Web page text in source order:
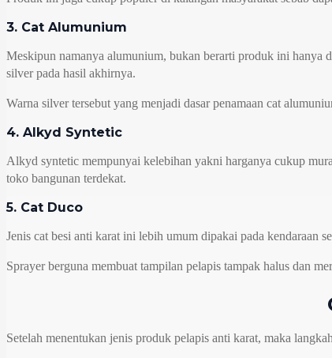
3. Cat Alumunium
Meskipun namanya alumunium, bukan berarti produk ini hanya
silver pada hasil akhirnya.
Warna silver tersebut yang menjadi dasar penamaan cat
4. Alkyd Syntetic
Alkyd syntetic mempunyai kelebihan yakni harganya cukup
toko bangunan terdekat.
5. Cat Duco
Jenis cat besi anti karat ini lebih umum dipakai pada kendaraan
Sprayer berguna membuat tampilan pelapis tampak halus dan
Setelah menentukan jenis produk pelapis anti karat, maka